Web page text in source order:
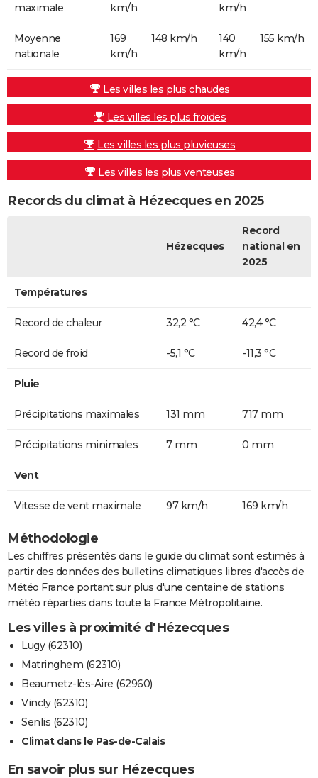
maximale
km/h
km/h
Moyenne
nationale
169
km/h
148 km/h
140
km/h
155 km/h
Les villes les plus chaudes
Les villes les plus froides
Les villes les plus pluvieuses
Les villes les plus venteuses
Records du climat à Hézecques en 2025
Hézecques
Record
national en
2025
Températures
Record de chaleur 32,2 °C 42,4 °C
Record de froid -5,1 °C -11,3 °C
Pluie
Précipitations maximales 131 mm 717 mm
Précipitations minimales 7 mm 0 mm
Vent
Vitesse de vent maximale 97 km/h 169 km/h
Méthodologie
Les chiffres présentés dans le guide du climat sont estimés à
partir des données des bulletins climatiques libres d'accès de
Météo France portant sur plus d'une centaine de stations
météo réparties dans toute la France Métropolitaine.
Les villes à proximité d'Hézecques
Lugy (62310)
Matringhem (62310)
Beaumetz-lès-Aire (62960)
Vincly (62310)
Senlis (62310)
Climat dans le Pas-de-Calais
En savoir plus sur Hézecques